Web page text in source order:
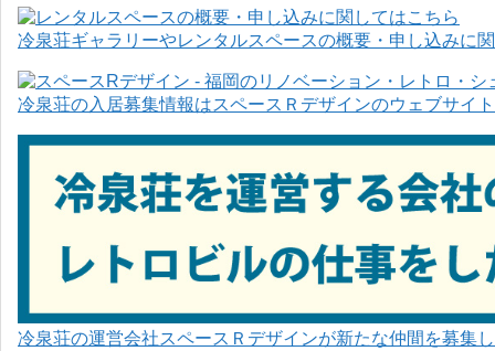
冷泉荘ギャラリーやレンタルスペースの概要・申し込みに
冷泉荘の入居募集情報はスペースＲデザインのウェブサイ
冷泉荘の運営会社スペースＲデザインが新たな仲間を募集